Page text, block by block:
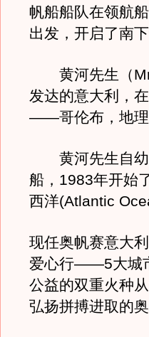
帆船船队在领航
出发，开启了南下
黄河先生（Mr.
发达的意大利，
——哥伦布，地理
黄河先生自幼
船，1983年开始
西洋(Atlantic
现任奥帆赛意大
爱心行——5大城
公益的双重火种
弘扬拼搏进取的